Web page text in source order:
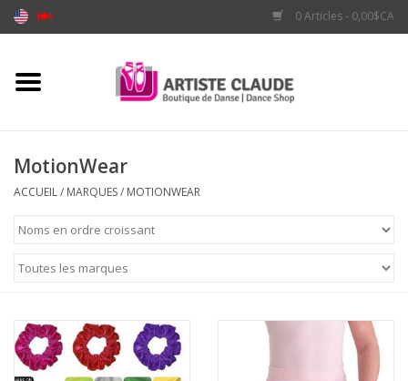
0 Articles - 0,00$CA
Accueil
Vêtements
MotionWear
ACCUEIL/ MARQUES/ MOTIONWEAR